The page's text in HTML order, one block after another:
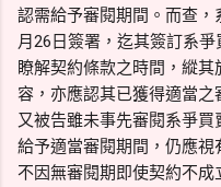
認需給予審閱期間。而查
月26日簽署，迄其簽訂系
瞭解契約條款之時間，縱
容，亦應認其已獲得適當之
又被告雖未事先審閱系爭
給予適當審閱期間，仍應
不因無審閱期即使契約不